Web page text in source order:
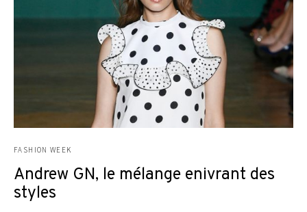
FASHION WEEK
Andrew GN, le mélange enivrant des
styles